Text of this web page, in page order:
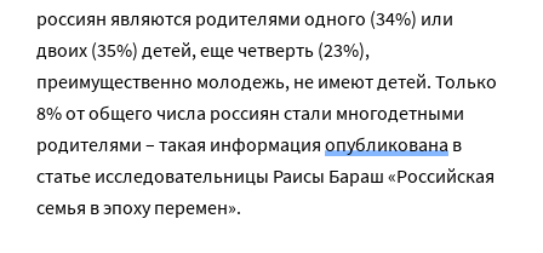
россиян являются родителями одного (34%) или
двоих (35%) детей, еще четверть (23%),
преимущественно молодежь, не имеют детей. Только
8% от общего числа россиян стали многодетными
родителями – такая информация опубликована в
статье исследовательницы Раисы Бараш «Российская
семья в эпоху перемен».